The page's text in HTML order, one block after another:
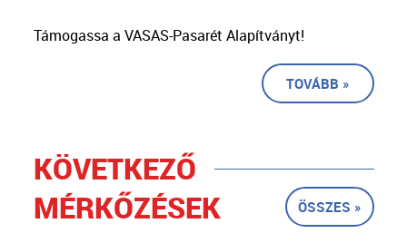
Támogassa a VASAS-Pasarét Alapítványt!
TOVÁBB »
KÖVETKEZŐ
MÉRKŐZÉSEK
ÖSSZES »